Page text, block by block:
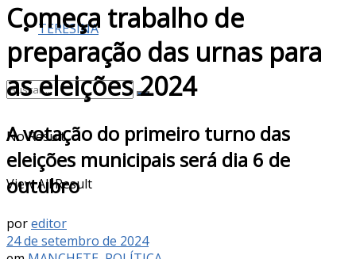
TERESINA
No Result
View All Result
Começa trabalho de
preparação das urnas para
as eleições 2024
A votação do primeiro turno das
eleições municipais será dia 6 de
outubro
poreditor
24 de setembro de 2024